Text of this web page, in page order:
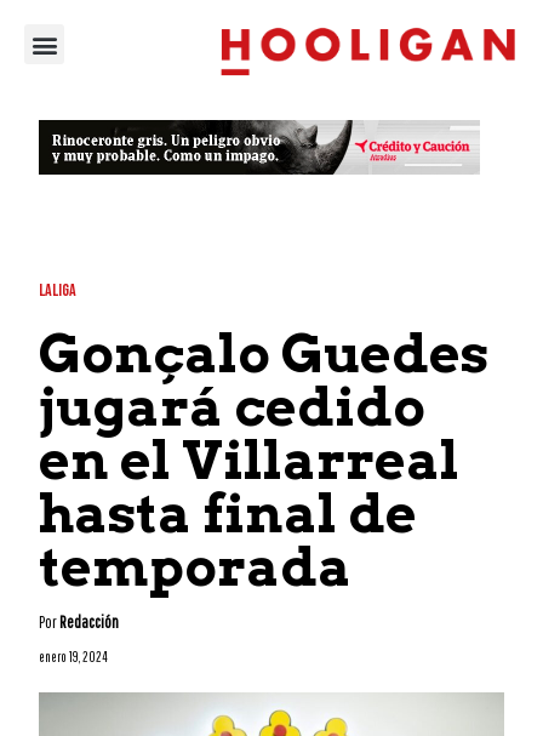
LALIGA
Gonçalo Guedes
jugará cedido
en el Villarreal
hasta final de
temporada
PorRedacción
enero 19, 2024